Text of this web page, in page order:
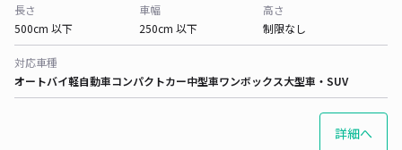
長さ
500cm 以下
車幅
250cm 以下
高さ
制限なし
対応車種
オートバイ軽自動車コンパクトカー中型車ワンボックス大型車・SUV
詳細へ